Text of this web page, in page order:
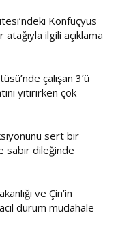
Konfüçyüs
ilgili açıklama
çalışan 3’ü
yitirirken çok
sert bir
sabır dileğinde
ve Çin’in
durum müdahale